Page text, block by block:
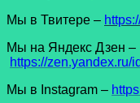
Мы в Твитере –
Мы на Яндекс Дзен –
https://zen.yandex.ru/
Мы в Instagram –